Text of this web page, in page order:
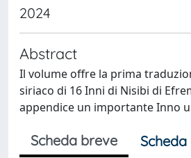
2024
Abstract
Il volume offre la prima
siriaco di 16 Inni di Nisibi di
appendice un importante Inno
Scheda breve